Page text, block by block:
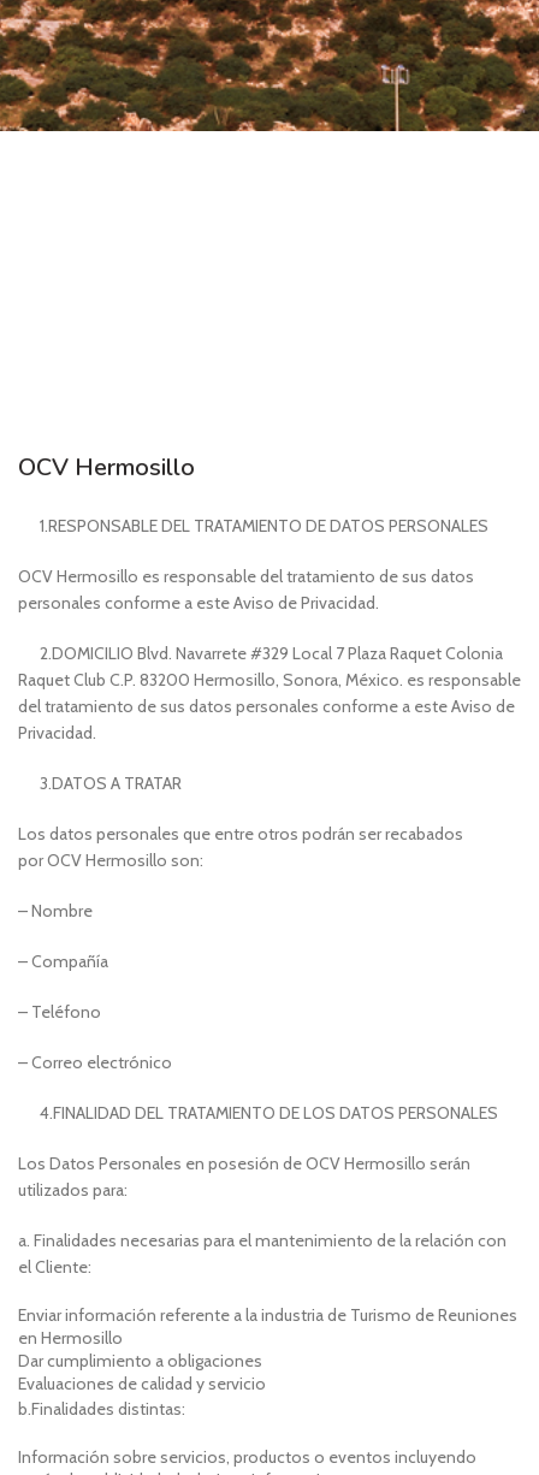
OCV Hermosillo
1.RESPONSABLE DEL TRATAMIENTO DE DATOS PERSONALES
OCV Hermosillo es responsable del tratamiento de sus datos
personales conforme a este Aviso de Privacidad.
2.DOMICILIO Blvd. Navarrete #329 Local 7 Plaza Raquet Colonia
Raquet Club C.P. 83200 Hermosillo, Sonora, México. es responsable
del tratamiento de sus datos personales conforme a este Aviso de
Privacidad.
3.DATOS A TRATAR
Los datos personales que entre otros podrán ser recabados
porOCV Hermosillo son:
– Nombre
– Compañía
– Teléfono
– Correo electrónico
4.FINALIDAD DEL TRATAMIENTO DE LOS DATOS PERSONALES
Los Datos Personales en posesión deOCV Hermosillo serán
utilizados para:
a. Finalidades necesarias para el mantenimiento de la relación con
el Cliente:
Enviar información referente a la industria de Turismo de Reuniones
en Hermosillo
Dar cumplimiento a obligaciones
Evaluaciones de calidad y servicio
b.Finalidades distintas:
Información sobre servicios, productos o eventos incluyendo